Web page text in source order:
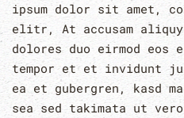
ipsum dolor sit amet,
elitr, At accusam
dolores duo eirmod eos
tempor et et invidunt
ea et gubergren, kasd
sea sed takimata ut